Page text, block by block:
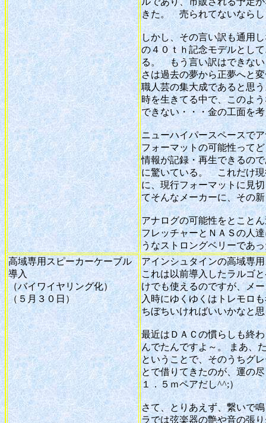
きた。 売られてないならし
しかし、その言い訳も通用
の４０ｔｈ記念モデルとし
る。 もう言い訳はできな
さは過去の夢から正夢へと
職人芸の集大成であると思
時を生きてる中で、このよ
できない・・・金の工面を
ニューハイパースペースで
フォーマットの可能性って
情報が記録・再生できるの
に驚いている。 これだけ現
に、現行フォーマットに見
てそんなメーカーに、その
アナログの可能性をとこと
フレッチャーとＮＡＳの人
うなストロングベリーであ
高域専用スピーカーケーブル
導入
（バイワイヤリング化）
（５月３０日）
アインシュタインの高域専
これは以前導入したラルゴ
けでも使えるのですが、メ
入時にゆくゆくはトレモロ
ちぼちいければいいかなと
最近はＤＡＣの慣らしも終
んでたんですよ～。 まあ、
ということで、そのうちグ
とで借りてきたのが、運の
１．５ｍペアだし^^;）
さて、とりあえず、繋いで
ラでは弦楽器の艶や音の張